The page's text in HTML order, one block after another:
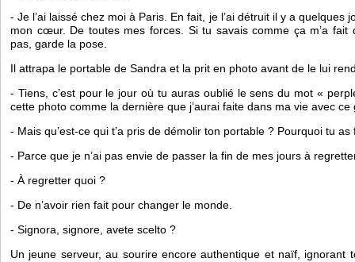
- Je l’ai laissé chez moi à Paris. En fait, je l’ai détruit il y a quelques
mon cœur. De toutes mes forces. Si tu savais comme ça m’a
pas, garde la pose.
Il attrapa le portable de Sandra et la prit en photo avant de le lui
- Tiens, c’est pour le jour où tu auras oublié le sens du mot «
cette photo comme la dernière que j’aurai faite dans ma vie avec ce
- Mais qu’est-ce qui t’a pris de démolir ton portable ? Pourquoi tu as
- Parce que je n’ai pas envie de passer la fin de mes jours à
- À regretter quoi ?
- De n’avoir rien fait pour changer le monde.
- Signora, signore, avete scelto ?
Un jeune serveur, au sourire encore authentique et naïf, ignorant